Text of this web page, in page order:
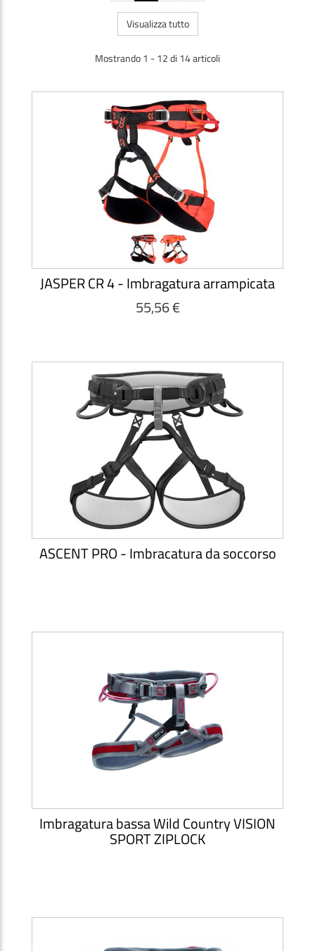
Visualizza tutto
Mostrando 1 - 12 di 14 articoli
JASPER CR 4 - Imbragatura arrampicata
55,56 €
ASCENT PRO - Imbracatura da soccorso
Imbragatura bassa Wild Country VISION
SPORT ZIPLOCK